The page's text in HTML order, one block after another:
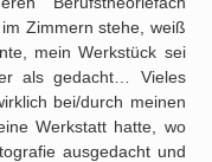
Zimmern stehe, weiß
mein Werkstück sei
als gedacht… Vieles
bei/durch meinen
Werkstatt hatte, wo
ausgedacht und